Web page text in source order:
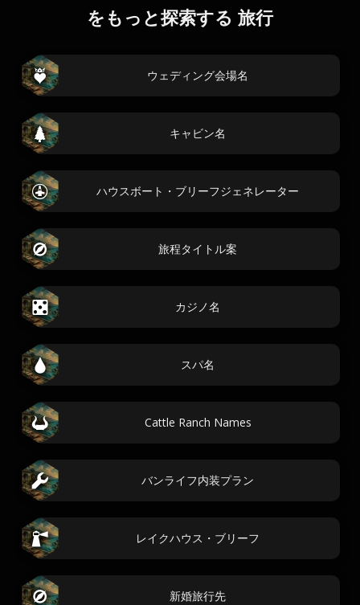
をもっと探索する 旅行
ウェディング会場名
キャビン名
ハウスボート・ブリーフジェネレーター
旅程タイトル案
カジノ名
スパ名
Cattle Ranch Names
バンライフ内装プラン
レイクハウス・ブリーフ
新婚旅行先